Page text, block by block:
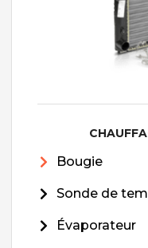
Bougie
Sonde de
Évaporateur